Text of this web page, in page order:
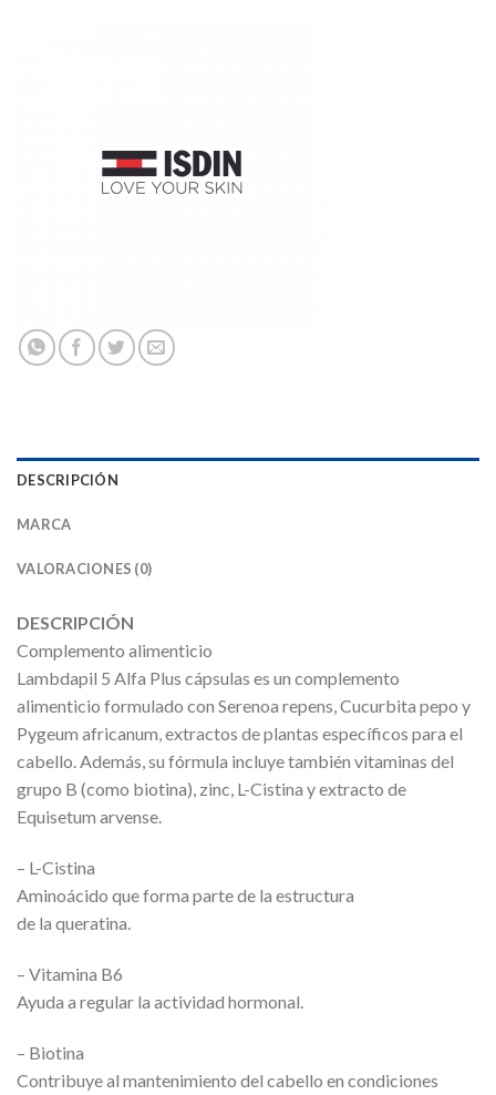
DESCRIPCIÓN
MARCA
VALORACIONES (0)
DESCRIPCIÓN
Complemento alimenticio
Lambdapil 5 Alfa Plus cápsulas es un complemento
alimenticio formulado con Serenoa repens, Cucurbita pepo y
Pygeum africanum, extractos de plantas específicos para el
cabello. Además, su fórmula incluye también vitaminas del
grupo B (como biotina), zinc, L-Cistina y extracto de
Equisetum arvense.
– L-Cistina
Aminoácido que forma parte de la estructura
de la queratina.
– Vitamina B6
Ayuda a regular la actividad hormonal.
– Biotina
Contribuye al mantenimiento del cabello en condiciones